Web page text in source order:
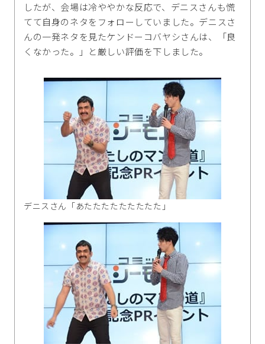
したが、会場は冷ややかな反応で、デニスさんも慌
てて自身のネタをフォローしていました。デニスさ
んの一発ネタを見たケンドーコバヤシさんは、「良
くなかった。」と厳しい評価を下しました。
デニスさん「あたたたたたたたたた」